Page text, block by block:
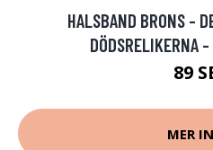
HALSBAND BRONS -
DÖDSRELIKERNA
89
MER